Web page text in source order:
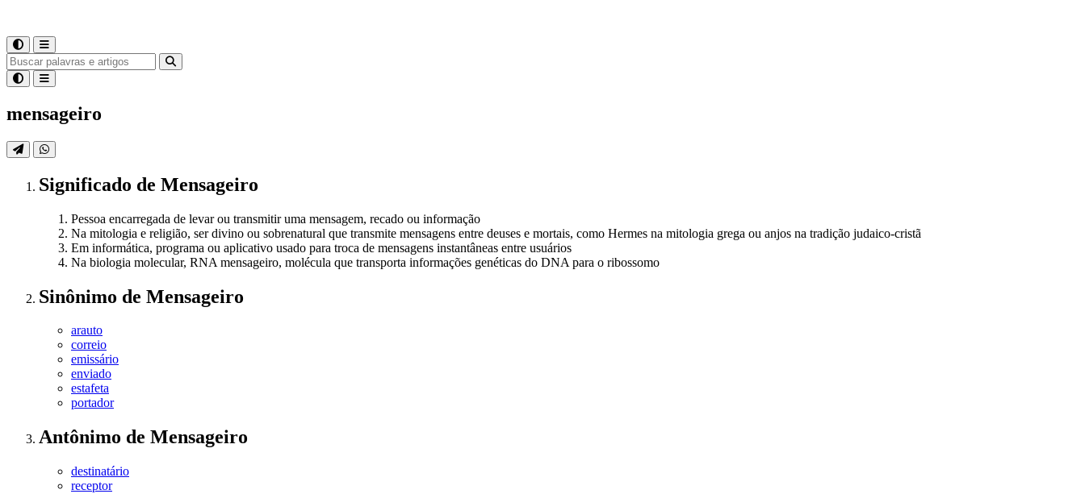
mensageiro
Significado de Mensageiro
Pessoa encarregada de levar ou transmitir uma mensagem, recado ou informação
Na mitologia e religião, ser divino ou sobrenatural que transmite mensagens entre deuses e mortais, como Hermes na mitologia grega ou anjos na tradição judaico-cristã
Em informática, programa ou aplicativo usado para troca de mensagens instantâneas entre usuários
Na biologia molecular, RNA mensageiro, molécula que transporta informações genéticas do DNA para o ribossomo
Sinônimo de Mensageiro
arauto
correio
emissário
enviado
estafeta
portador
Antônimo de Mensageiro
destinatário
receptor